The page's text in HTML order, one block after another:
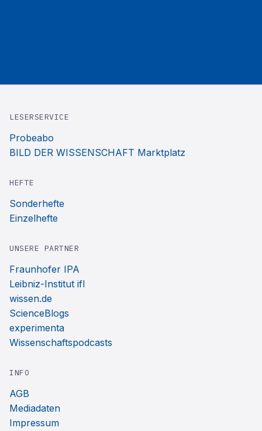
LESERSERVICE
Probeabo
BILD DER WISSENSCHAFT Marktplatz
HEFTE
Sonderhefte
Einzelhefte
UNSERE PARTNER
Fraunhofer IPA
Leibniz-Institut ifl
wissen.de
ScienceBlogs
experimenta
Wissenschaftspodcasts
INFO
AGB
Mediadaten
Impressum